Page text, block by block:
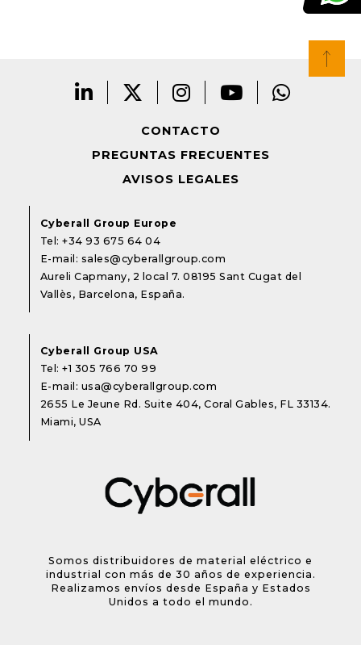
CONTACTO
PREGUNTAS FRECUENTES
AVISOS LEGALES
Cyberall Group Europe
Tel:+34 93 675 64 04
E-mail: sales@cyberallgroup.com
Aureli Capmany, 2 local 7. 08195 Sant Cugat del
Vallès, Barcelona, España.
Cyberall Group USA
Tel:+1 305 766 70 99
E-mail: usa@cyberallgroup.com
2655 Le Jeune Rd. Suite 404, Coral Gables, FL 33134.
Miami, USA
Somos distribuidores de material eléctrico e
industrial con más de 30 años de experiencia.
Realizamos envíos desde España y Estados
Unidos a todo el mundo.